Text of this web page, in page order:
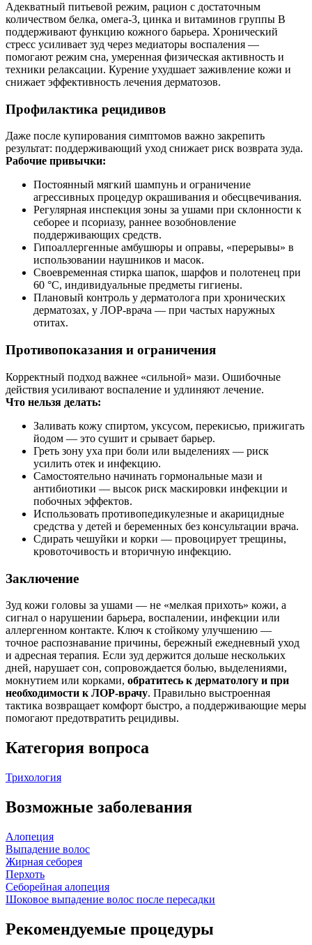
Адекватный питьевой режим, рацион с достаточным
количеством белка, омега‑3, цинка и витаминов группы B
поддерживают функцию кожного барьера. Хронический
стресс усиливает зуд через медиаторы воспаления —
помогают режим сна, умеренная физическая активность и
техники релаксации. Курение ухудшает заживление кожи и
снижает эффективность лечения дерматозов.
Профилактика рецидивов
Даже после купирования симптомов важно закрепить
результат: поддерживающий уход снижает риск возврата зуда.
Рабочие привычки:
Постоянный мягкий шампунь и ограничение
агрессивных процедур окрашивания и обесцвечивания.
Регулярная инспекция зоны за ушами при склонности к
себорее и псориазу, раннее возобновление
поддерживающих средств.
Гипоаллергенные амбушюры и оправы, «перерывы» в
использовании наушников и масок.
Своевременная стирка шапок, шарфов и полотенец при
60 °C, индивидуальные предметы гигиены.
Плановый контроль у дерматолога при хронических
дерматозах, у ЛОР‑врача — при частых наружных
отитах.
Противопоказания и ограничения
Корректный подход важнее «сильной» мази. Ошибочные
действия усиливают воспаление и удлиняют лечение.
Что нельзя делать:
Заливать кожу спиртом, уксусом, перекисью, прижигать
йодом — это сушит и срывает барьер.
Греть зону уха при боли или выделениях — риск
усилить отек и инфекцию.
Самостоятельно начинать гормональные мази и
антибиотики — высок риск маскировки инфекции и
побочных эффектов.
Использовать противопедикулезные и акарицидные
средства у детей и беременных без консультации врача.
Сдирать чешуйки и корки — провоцирует трещины,
кровоточивость и вторичную инфекцию.
Заключение
Зуд кожи головы за ушами — не «мелкая прихоть» кожи, а
сигнал о нарушении барьера, воспалении, инфекции или
аллергенном контакте. Ключ к стойкому улучшению —
точное распознавание причины, бережный ежедневный уход
и адресная терапия. Если зуд держится дольше нескольких
дней, нарушает сон, сопровождается болью, выделениями,
мокнутием или корками, обратитесь к дерматологу и при
необходимости к ЛОР‑врачу. Правильно выстроенная
тактика возвращает комфорт быстро, а поддерживающие меры
помогают предотвратить рецидивы.
Категория вопроса
Трихология
Возможные заболевания
Алопеция
Выпадение волос
Жирная себорея
Перхоть
Себорейная алопеция
Шоковое выпадение волос после пересадки
Рекомендуемые процедуры